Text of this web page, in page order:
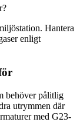
Hantera
enligt
behöver pålitlig
utrymmen där
med G23-